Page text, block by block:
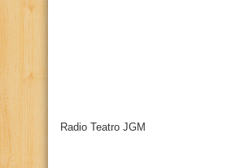
Radio Teatro JGM